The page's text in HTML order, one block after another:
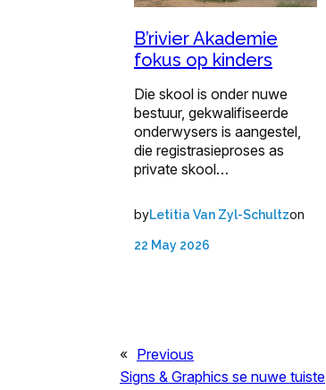
B’rivier Akademie
fokus op kinders
Die skool is onder nuwe
bestuur, gekwalifiseerde
onderwysers is aangestel,
die registrasieproses as
private skool…
byLetitia Van Zyl-Schultzon
22 May 2026
« Previous
Signs & Graphics se nuwe tuiste